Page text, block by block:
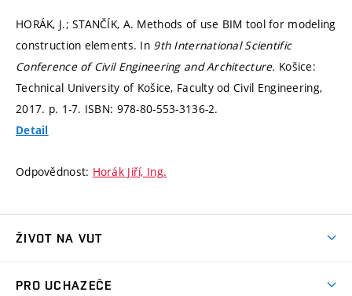
HORÁK, J.; STANČÍK, A. Methods of use BIM tool for modeling
construction elements. In 9th International Scientific
Conference of Civil Engineering and Architecture. Košice:
Technical University of Košice, Faculty od Civil Engineering,
2017. p. 1-7. ISBN: 978-80-553-3136-2.
Detail
Odpovědnost: Horák Jiří, Ing.
ŽIVOT NA VUT
PRO UCHAZEČE